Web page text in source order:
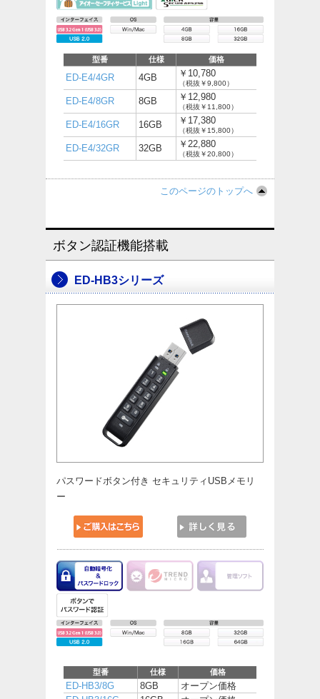
型番 仕様 価格
ED-E4/4GR 4GB ￥10,780
（税抜￥9,800）
ED-E4/8GR 8GB ￥12,980
（税抜￥11,800）
ED-E4/16GR 16GB ￥17,380
（税抜￥15,800）
ED-E4/32GR 32GB ￥22,880
（税抜￥20,800）
このページのトップへ
ボタン認証機能搭載
ED-HB3シリーズ
パスワードボタン付き セキュリティUSBメモリ
ー
型番 仕様 価格
ED-HB3/8G 8GB
オープン価格